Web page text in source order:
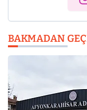
BAKMADAN